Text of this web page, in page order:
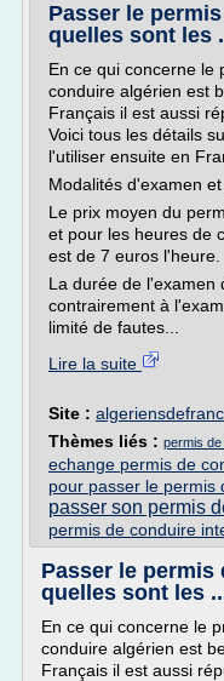
Passer le
quelles sont les
En ce qui concerne le
conduire algérien est
Français il est aussi
Voici tous les détails
l'utiliser ensuite en
Modalités d'examen
Le prix moyen du
et pour les heures de
est de 7 euros l'heure.
La durée de l'examen
contrairement à
limité de fautes...
Lire la suite
Site :
Thèmes liés : permis
echange permis de
pour passer le permis
passer son permis
permis de conduire
Passer le permis
quelles sont les
En ce qui concerne le
conduire algérien est
Français il est aussi